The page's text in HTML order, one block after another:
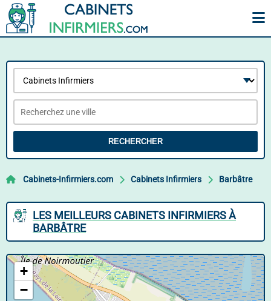
RECHERCHER
Cabinets-Infirmiers.com Cabinets Infirmiers Barbâtre
LES MEILLEURS CABINETS INFIRMIERS À
BARBÂTRE
+
−